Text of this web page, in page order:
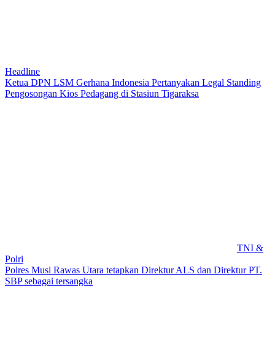
Headline
Ketua DPN LSM Gerhana Indonesia Pertanyakan Legal Standing
Pengosongan Kios Pedagang di Stasiun Tigaraksa
TNI &
Polri
Polres Musi Rawas Utara tetapkan Direktur ALS dan Direktur PT.
SBP sebagai tersangka